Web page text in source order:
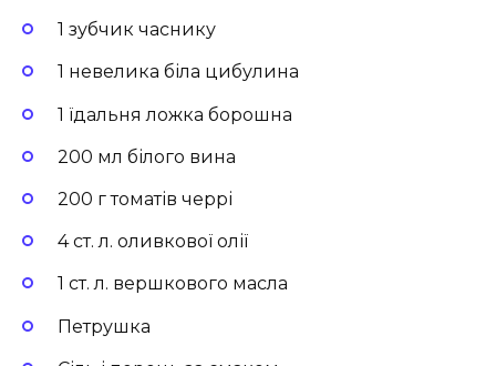
1 зубчик часнику
1 невелика біла цибулина
1 їдальня ложка борошна
200 мл білого вина
200 г томатів черрі
4 ст. л. оливкової олії
1 ст. л. вершкового масла
Петрушка